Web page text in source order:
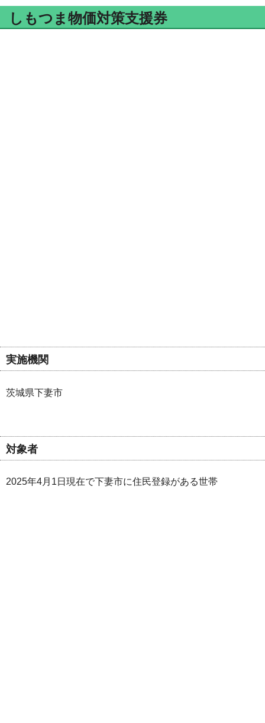
しもつま物価対策支援券
実施機関
茨城県下妻市
対象者
2025年4月1日現在で下妻市に住民登録がある世帯